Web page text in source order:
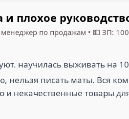
и плохое
менеджер по продажам • 💵 ЗП:
научилась выживать на
нельзя писать маты. Вся
и некачественные товары